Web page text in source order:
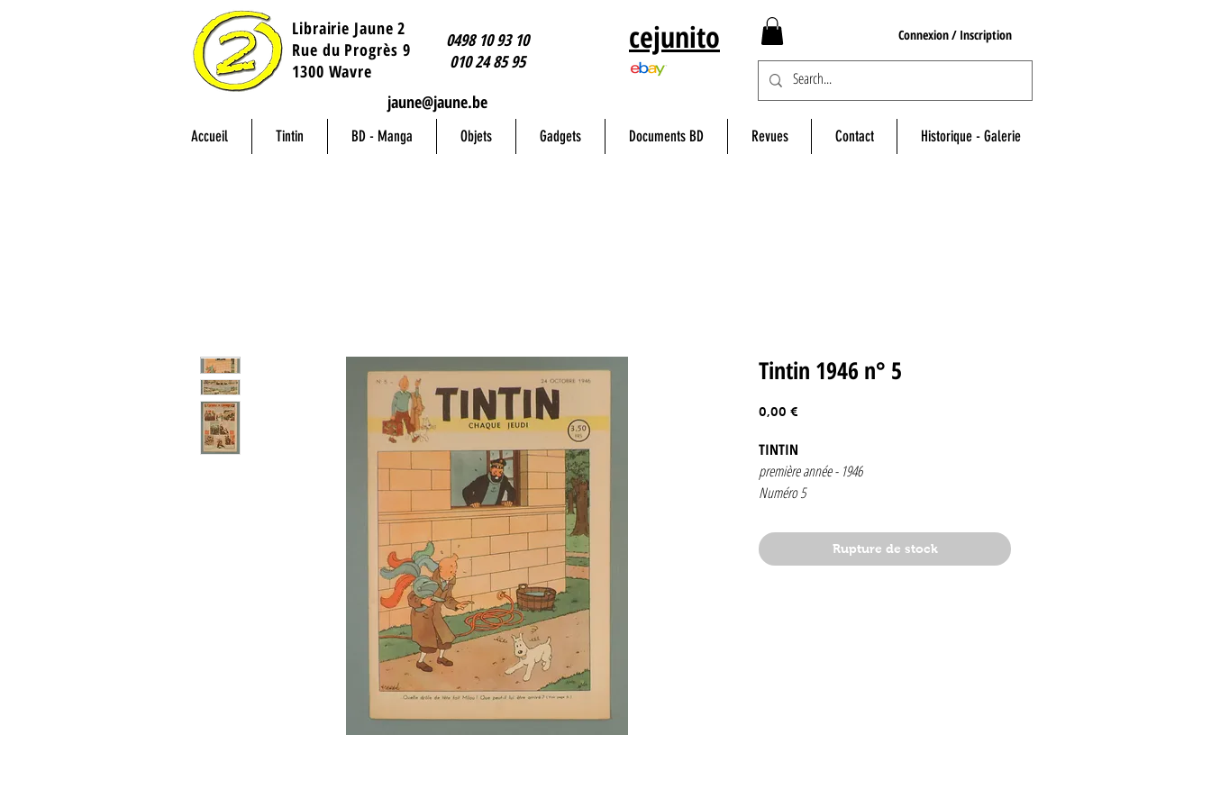
Librairie Jaune 2
​Rue du Progrès 9
1300 Wavre
0498 10 93 10
010 24 85 95
jaune@jaune.be
cejunito Connexion / Inscription
Accueil Tintin BD - Manga Objets Gadgets Documents BD Revues Contact Historique - Galerie
Tintin 1946 n° 5
0,00 €
TINTIN
première année - 1946
Numéro 5
Rupture de stock